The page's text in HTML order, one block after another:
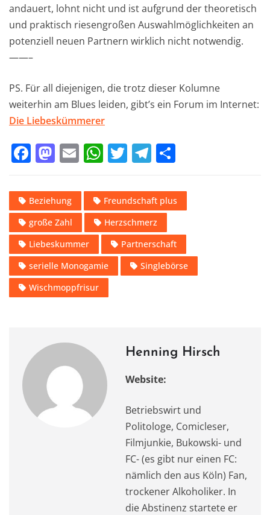
andauert, lohnt nicht und ist aufgrund der theoretisch
und praktisch riesengroßen Auswahlmöglichkeiten an
potenziell neuen Partnern wirklich nicht notwendig.
——–
PS. Für all diejenigen, die trotz dieser Kolumne
weiterhin am Blues leiden, gibt’s ein Forum im Internet:
Die Liebeskümmerer
F
c
e
b
o
o
k
M
st
o
d
o
n
E
ai
l
W
at
s
A
p
p
T
it
te
r
T
e
gr
a
m
le
n
Beziehung
Freundschaft plus
große Zahl
Herzschmerz
Liebeskummer
Partnerschaft
serielle Monogamie
Singlebörse
Wischmoppfrisur
Henning Hirsch
Website:
Betriebswirt und
Politologe, Comicleser,
Filmjunkie, Bukowski- und
FC- (es gibt nur einen FC:
nämlich den aus Köln) Fan,
trockener Alkoholiker. In
die Abstinenz startete er